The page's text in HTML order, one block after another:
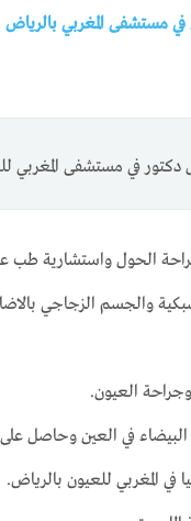
مستشفى المغربي بالرياض
دكتور في مستشفى المغربي
الحول واستشارية طب
والجسم الزجاجي
العيون.
في العين وحاصل على
المغربي للعيون بالرياض.